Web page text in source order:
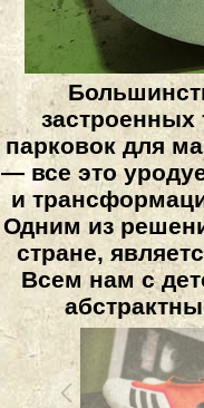
парковок для
— все это
и
Одним из
стране,
Всем нам с